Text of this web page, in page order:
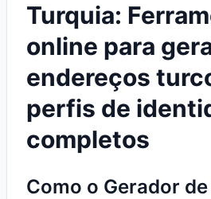
Turquia:
online para
endereços
perfis de
completos
Como o Gerador